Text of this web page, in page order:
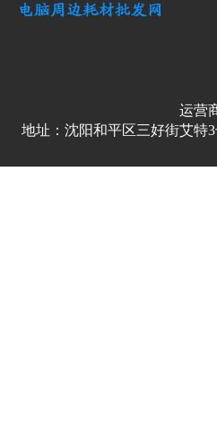
运营
地址：沈阳和平区三好街艾特3